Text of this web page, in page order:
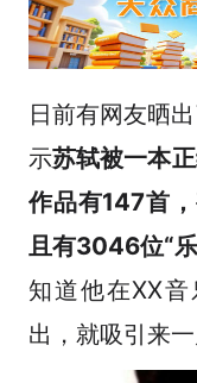
日前有网友晒
示苏轼被一本
作品有147首
且有3046位“乐
知道他在XX
出，就吸引来一